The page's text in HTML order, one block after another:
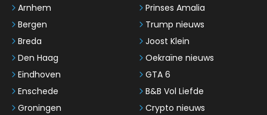
Arnhem
Bergen
Breda
Den Haag
Eindhoven
Enschede
Groningen
Prinses Amalia
Trump nieuws
Joost Klein
Oekraïne nieuws
GTA 6
B&B Vol Liefde
Crypto nieuws